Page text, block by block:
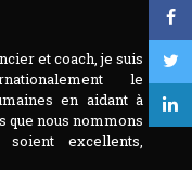
et coach, je suis
le
en aidant à
que nous nommons
excellents,